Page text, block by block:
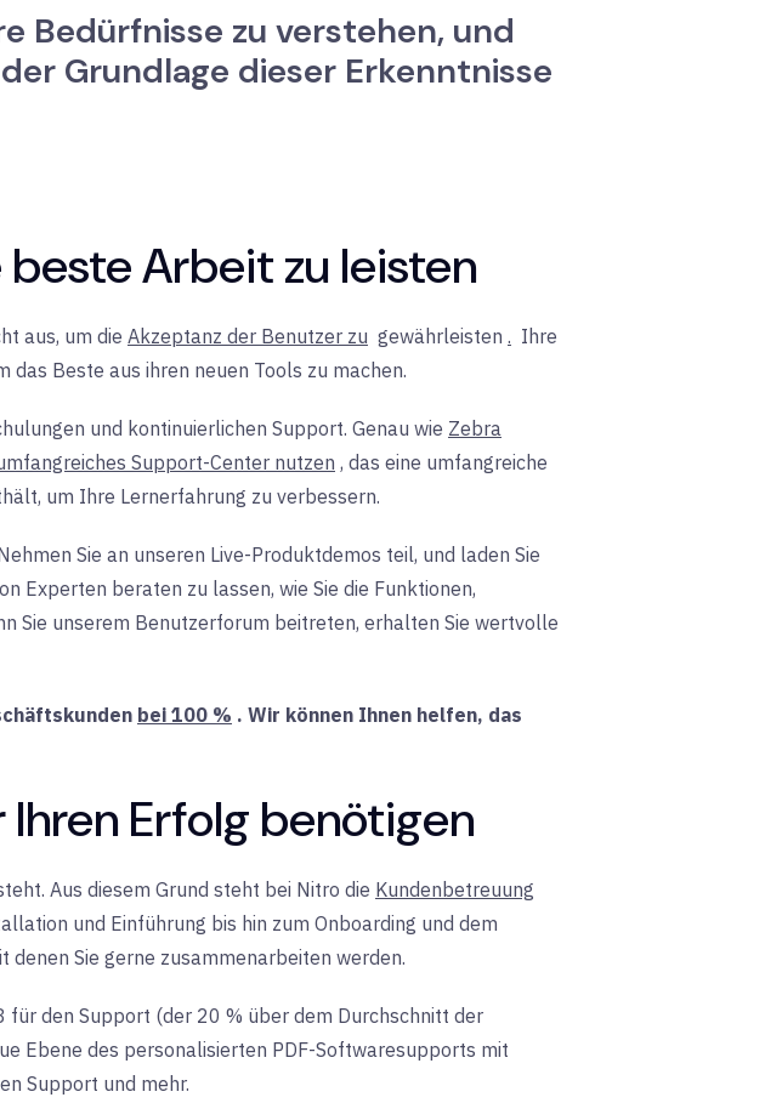
Bedürfnisse zu verstehen, und
Grundlage dieser Erkenntnisse
beste Arbeit zu leisten
aus, um die Akzeptanz der Benutzer zu gewährleisten . Ihre
Beste aus ihren neuen Tools zu machen.
und kontinuierlichen Support. Genau wie Zebra
Support-Center nutzen , das eine umfangreiche
um Ihre Lernerfahrung zu verbessern.
Sie an unseren Live-Produktdemos teil, und laden Sie
Experten beraten zu lassen, wie Sie die Funktionen,
Sie unserem Benutzerforum beitreten, erhalten Sie wertvolle
bei 100 % . Wir können Ihnen helfen, das
Erfolg benötigen
Aus diesem Grund steht bei Nitro die Kundenbetreuung
und Einführung bis hin zum Onboarding und dem
Sie gerne zusammenarbeiten werden.
für den Support (der 20 % über dem Durchschnitt der
Ebene des personalisierten PDF-Softwaresupports mit
Support und mehr.